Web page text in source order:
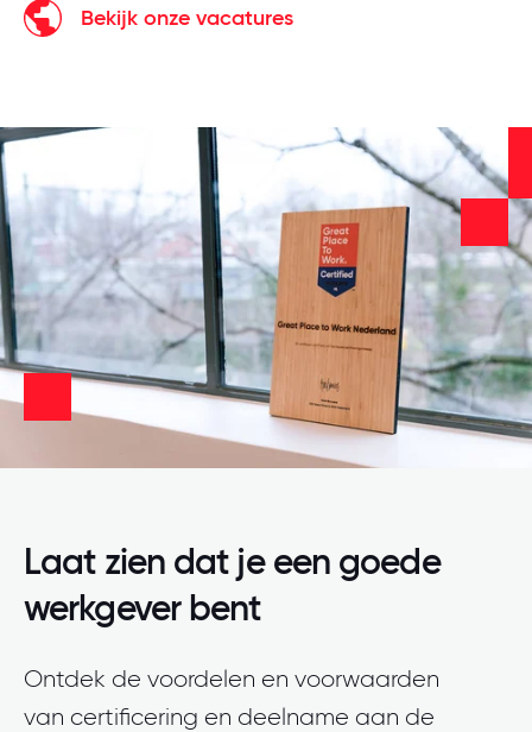
Bekijk onze vacatures
Laat zien dat je een goede
werkgever bent
Ontdek de voordelen en voorwaarden
van certificering en deelname aan de